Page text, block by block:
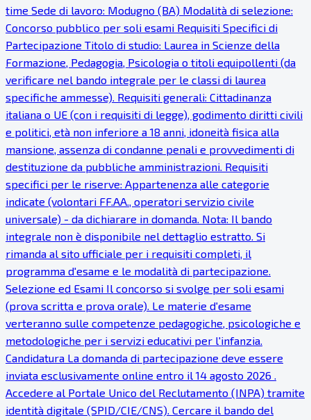
time Sede di lavoro: Modugno (BA) Modalità di selezione:
Concorso pubblico per soli esami Requisiti Specifici di
Partecipazione Titolo di studio: Laurea in Scienze della
Formazione, Pedagogia, Psicologia o titoli equipollenti (da
verificare nel bando integrale per le classi di laurea
specifiche ammesse). Requisiti generali: Cittadinanza
italiana o UE (con i requisiti di legge), godimento diritti civili
e politici, età non inferiore a 18 anni, idoneità fisica alla
mansione, assenza di condanne penali e provvedimenti di
destituzione da pubbliche amministrazioni. Requisiti
specifici per le riserve: Appartenenza alle categorie
indicate (volontari FF.AA., operatori servizio civile
universale) - da dichiarare in domanda. Nota: Il bando
integrale non è disponibile nel dettaglio estratto. Si
rimanda al sito ufficiale per i requisiti completi, il
programma d'esame e le modalità di partecipazione.
Selezione ed Esami Il concorso si svolge per soli esami
(prova scritta e prova orale). Le materie d'esame
verteranno sulle competenze pedagogiche, psicologiche e
metodologiche per i servizi educativi per l'infanzia.
Candidatura La domanda di partecipazione deve essere
inviata esclusivamente online entro il 14 agosto 2026 .
Accedere al Portale Unico del Reclutamento (INPA) tramite
identità digitale (SPID/CIE/CNS). Cercare il bando del